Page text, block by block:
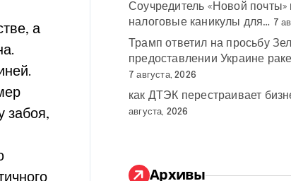
а
забоя,
Соучредитель «Новой почты»
налоговые каникулы для… 7
Трамп ответил на просьбу
предоставлении Украине
7 августа, 2026
как ДТЭК перестраивает
августа, 2026
Архивы